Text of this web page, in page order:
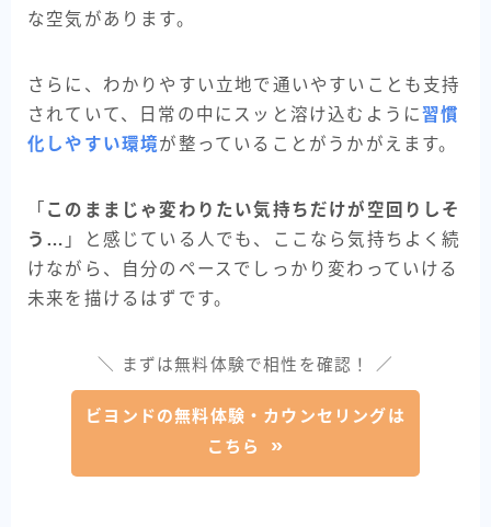
な空気があります。
さらに、わかりやすい立地で通いやすいことも支持
されていて、日常の中にスッと溶け込むように習慣
化しやすい環境が整っていることがうかがえます。
「 このままじゃ変わりたい気持ちだけが空回りしそ
う… 」と感じている人でも、ここなら気持ちよく続
けながら、自分のペースでしっかり変わっていける
未来を描けるはずです。
＼ まずは無料体験で相性を確認！ ／
ビヨンドの無料体験・カウンセリングは
こちら